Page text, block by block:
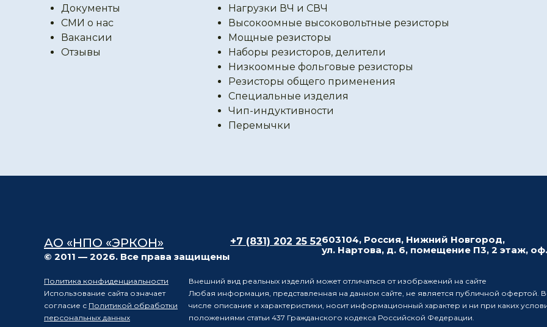
Документы
СМИ о нас
Вакансии
Отзывы
Нагрузки ВЧ и СВЧ
Высокоомные высоковольтные резисторы
Мощные резисторы
Наборы резисторов, делители
Низкоомные фольговые резисторы
Резисторы общего применения
Специальные изделия
Чип-индуктивности
Перемычки
АО «НПО «ЭРКОН»
© 2011 — 2026. Все права защищены
+7 (831) 202 25 52603104, Россия, Нижний Новгород,
ул. Нартова, д. 6, помещение П3, 2 этаж,
Политика конфиденциальности
Использование сайта означает
согласие с Политикой обработки
персональных данных
Внешний вид реальных изделий может отличаться от изображений на сайте
Любая информация, представленная на данном сайте, не является публичной офертой.
числе описание и характеристики, носит информационный характер и ни при каких
положениями статьи 437 Гражданского кодекса Российской Федерации.